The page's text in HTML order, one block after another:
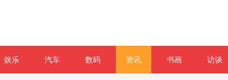
娱乐 汽车 数码 资讯 书画 访谈